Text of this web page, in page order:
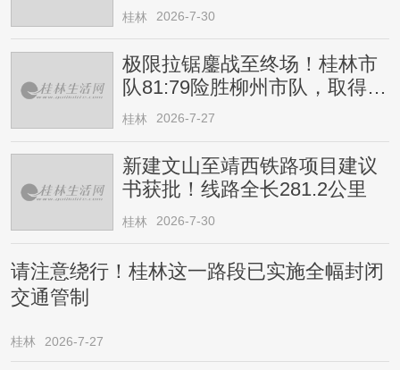
桂林 2026-7-30
极限拉锯鏖战至终场！桂林市
队81:79险胜柳州市队，取得四
连胜
桂林 2026-7-27
新建文山至靖西铁路项目建议
书获批！线路全长281.2公里
桂林 2026-7-30
请注意绕行！桂林这一路段已实施全幅封闭
交通管制
桂林 2026-7-27